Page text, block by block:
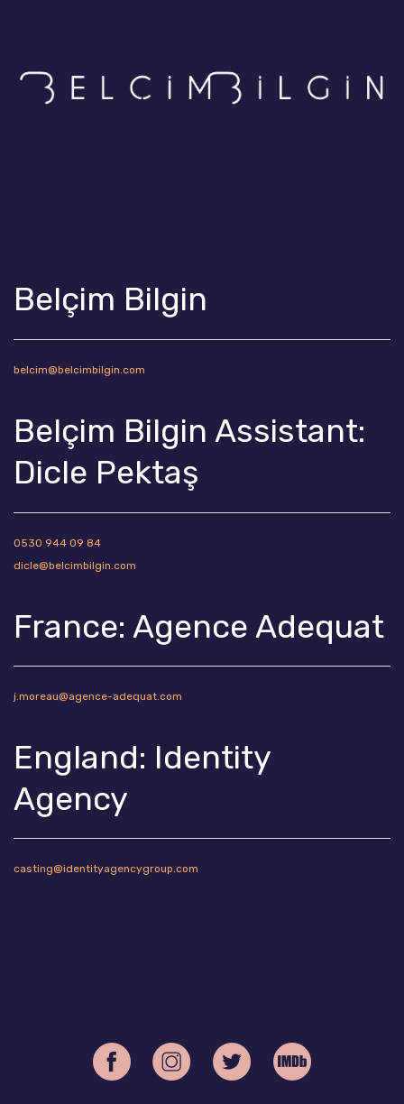
Belçim Bilgin
belcim@belcimbilgin.com
Belçim Bilgin Assistant:
Dicle Pektaş
0530 944 09 84
dicle@belcimbilgin.com
France: Agence Adequat
j.moreau@agence-adequat.com
England: Identity
Agency
casting@identityagencygroup.com